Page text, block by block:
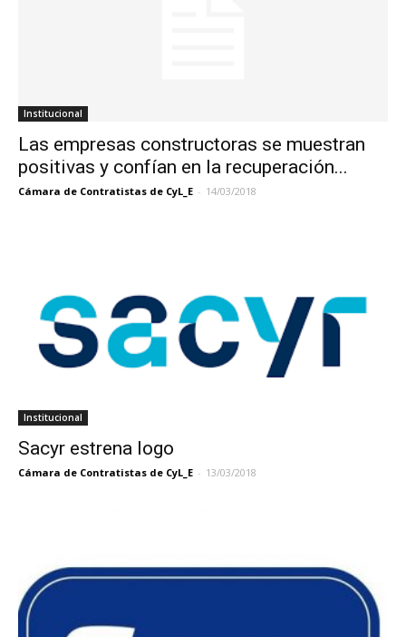
Institucional
Las empresas constructoras se muestran
positivas y confían en la recuperación...
Cámara de Contratistas de CyL_E - 14/03/2018
Institucional
Sacyr estrena logo
Cámara de Contratistas de CyL_E - 13/03/2018